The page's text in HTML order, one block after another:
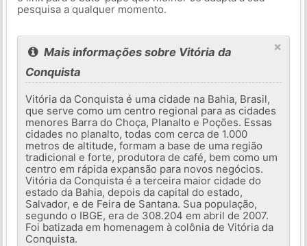
pesquisa a qualquer momento.
×
Mais informações sobre Vitória da
Conquista
Vitória da Conquista é uma cidade na Bahia, Brasil,
que serve como um centro regional para as cidades
menores Barra do Choça, Planalto e Poções. Essas
cidades no planalto, todas com cerca de 1.000
metros de altitude, formam a base de uma região
tradicional e forte, produtora de café, bem como um
centro em rápida expansão para novos negócios.
Vitória da Conquista é a terceira maior cidade do
estado da Bahia, depois da capital do estado,
Salvador, e de Feira de Santana. Sua população,
segundo o IBGE, era de 308.204 em abril de 2007.
Foi batizada em homenagem à colônia de Vitória da
Conquista.